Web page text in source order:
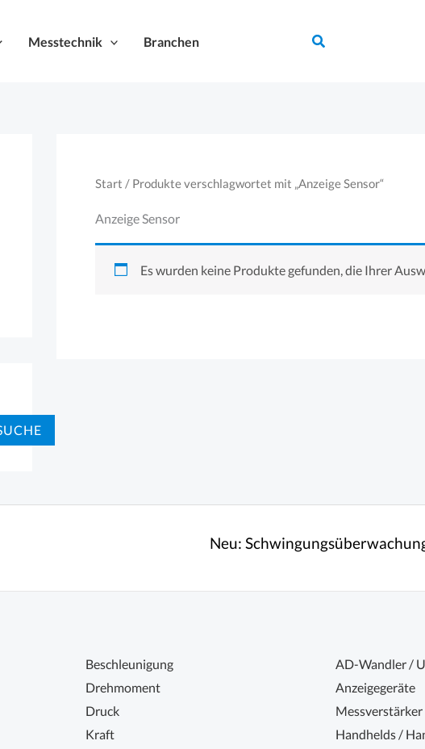
Messtechnik Branchen Suchen
Start / Produkte verschlagwortet mit „Anzeige Sensor“
Anzeige Sensor
Es wurden keine Produkte gefunden, die Ihrer
Neu:
Beschleunigung
Drehmoment
Druck
Kraft
AD-Wandler /
Anzeigegeräte
Messverstärker
Handhelds /